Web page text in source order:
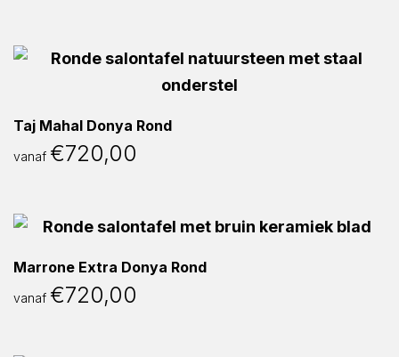
Taj Mahal Donya Rond
vanaf €720,00
Marrone Extra Donya Rond
vanaf €720,00